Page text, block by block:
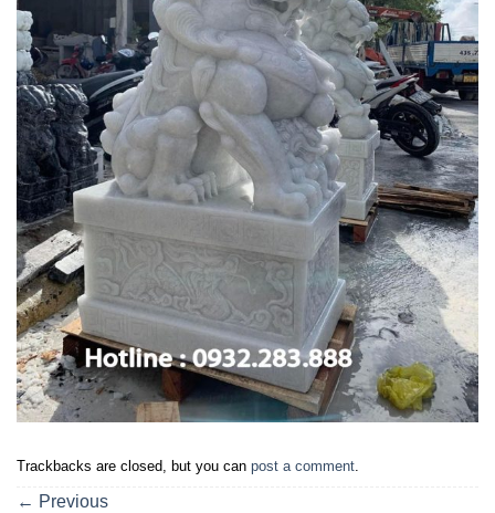
Trackbacks are closed, but you can post a comment.
← Previous